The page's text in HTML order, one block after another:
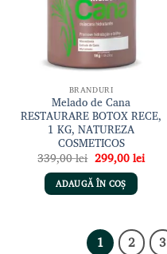
BRANDURI
Melado de Cana
RESTAURARE BOTOX RECE,
1 KG, NATUREZA
COSMETICOS
339,00lei Prețul
inițial
a
fost:
339,00 lei.
299,00leiPrețul
curent
ADAUGĂ ÎN COȘ
1 2 3